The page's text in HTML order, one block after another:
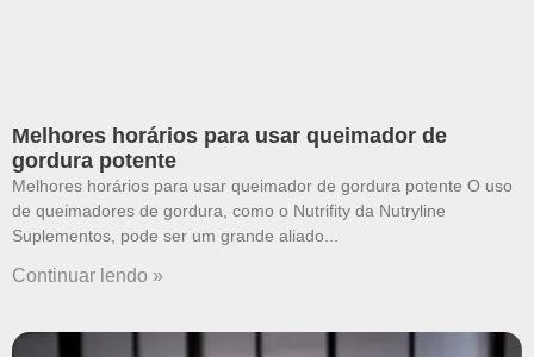
Melhores horários para usar queimador de
gordura potente
Melhores horários para usar queimador de gordura potente O uso
de queimadores de gordura, como o Nutrifity da Nutryline
Suplementos, pode ser um grande aliado
Continuar lendo »